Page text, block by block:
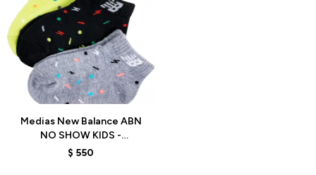
Medias New Balance ABN
NO SHOW KIDS -
LAS19123AMARINEGR -
$ 550
Talle